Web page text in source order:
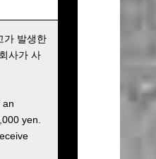
가 발생한
사가 사
an
yen.